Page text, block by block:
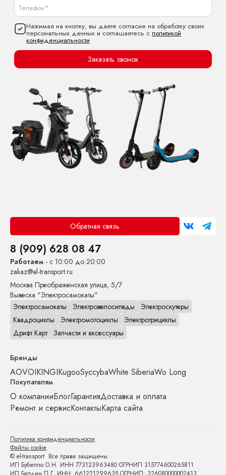
Нажимая на кнопку, вы даете согласие на обработку своих
персональных данных и соглашаетесь с политикой
конфиденциальности
Заказать звонок
Обратная связь
8 (909) 628 08 47
Работаем - с 10:00 до 20:00
zakaz@el-transport.ru
Москва Преображенская улица, 5/7
Вывеска "Электросамокаты"
Электросамокаты
Электровелосипеды
Электроскутеры
Квадроциклы
Электромотоциклы
Электротрициклы
Дрифт Карт Запчасти и аксессуары
Бренды
AOVOIKINGIKugooSyccybaWhite SiberiaWo Long
Покупателям
О компанииБлогГарантияДоставка и оплата
Ремонт и сервисКонтактыКарта сайта
© el-transport Все права защищены.
ИП Бубелло О.Н. ИНН 773123963480 ОГРНИП 315774600265811
Политика конфиденциальности
Файлы cookie